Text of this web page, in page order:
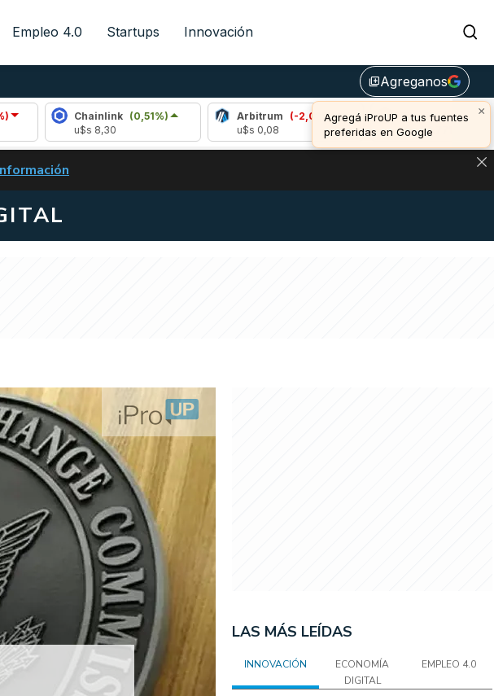
Empleo 4.0 Startups Innovación
library_addAgreganos
×
Agregá iProUP a tus fuentes
preferidas en Google
Chainlink (0,51%)
Arbitrum
(-2,03%)
Bitcoin
(-0,32%)
u$s 64.771,00
ACT EN ARGENTINA: IMPACTO EN BITCOIN, DÓLAR CRIPTO Y EXCHANGES
LAS MÁS LEÍDAS
INNOVACIÓN
ECONOMÍA
DIGITAL
EMPLEO 4.0